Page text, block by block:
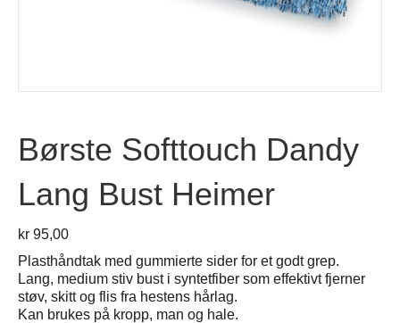
Børste Softtouch Dandy
Lang Bust Heimer
kr 95,00
Plasthåndtak med gummierte sider for et godt grep.
Lang, medium stiv bust i syntetfiber som effektivt fjerner
støv, skitt og flis fra hestens hårlag.
Kan brukes på kropp, man og hale.